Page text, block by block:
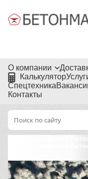
О компании
Калькулятор
Спецтехника
Контакты
Мелкозернистый
Мелкозернистый